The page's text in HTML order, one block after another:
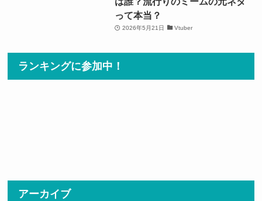
って本当？
2026年5月21日 Vtuber
ランキングに参加中！
アーカイブ